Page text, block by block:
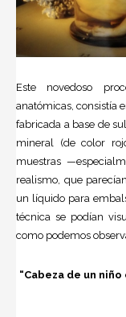
Este novedoso
anatómicas, consistía
fabricada a base de
mineral (de color
muestras
realismo, que
un líquido para
técnica se podían
como podemos
“Cabeza de un